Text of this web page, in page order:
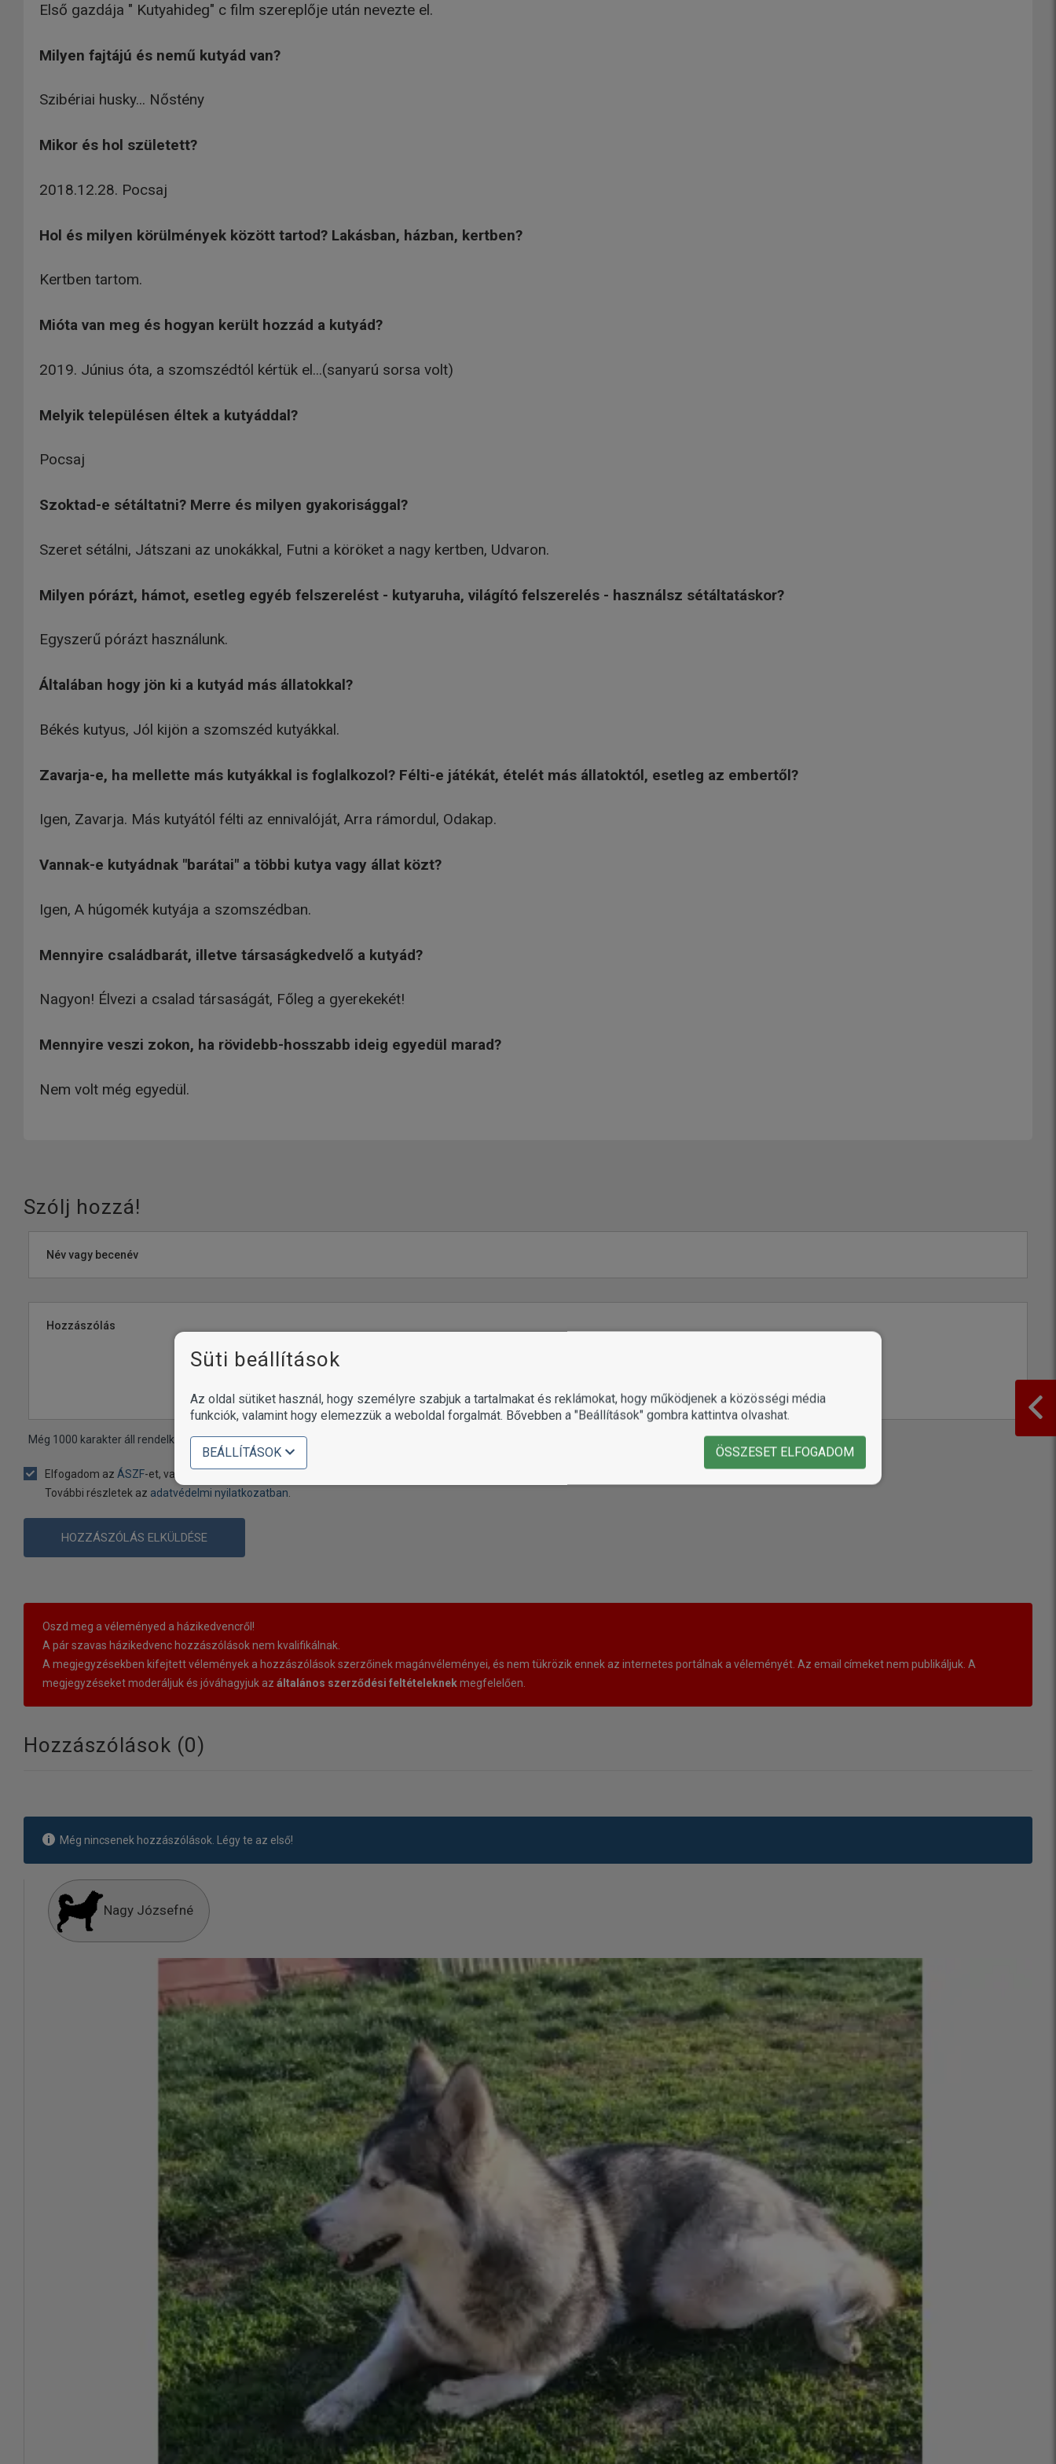
Első gazdája " Kutyahideg" c film szereplője után nevezte el.
Milyen fajtájú és nemű kutyád van?
Szibériai husky... Nőstény
Mikor és hol született?
2018.12.28. Pocsaj
Hol és milyen körülmények között tartod? Lakásban, házban, kertben?
Kertben tartom.
Mióta van meg és hogyan került hozzád a kutyád?
2019. Június óta, a szomszédtól kértük el...(sanyarú sorsa volt)
Melyik településen éltek a kutyáddal?
Pocsaj
Szoktad-e sétáltatni? Merre és milyen gyakorisággal?
Szeret sétálni, Játszani az unokákkal, Futni a köröket a nagy kertben, Udvaron.
Milyen pórázt, hámot, esetleg egyéb felszerelést - kutyaruha, világító felszerelés - használsz sétáltatáskor?
Egyszerű pórázt használunk.
Általában hogy jön ki a kutyád más állatokkal?
Békés kutyus, Jól kijön a szomszéd kutyákkal.
Zavarja-e, ha mellette más kutyákkal is foglalkozol? Félti-e játékát, ételét más állatoktól, esetleg az embertől?
Igen, Zavarja. Más kutyától félti az ennivalóját, Arra rámordul, Odakap.
Vannak-e kutyádnak "barátai" a többi kutya vagy állat közt?
Igen, A húgomék kutyája a szomszédban.
Mennyire családbarát, illetve társaságkedvelő a kutyád?
Nagyon! Élvezi a csalad társaságát, Főleg a gyerekekét!
Mennyire veszi zokon, ha rövidebb-hosszabb ideig egyedül marad?
Nem volt még egyedül.
Szólj hozzá!
Név vagy becenév
Hozzászólás
Még 1000 karakter áll rendelkezésére
Elfogadom az ÁSZF-et, valamint beleegyezem, hogy a(z) Okosgazdi oldal kezelje az adataimat.
További részletek az adatvédelmi nyilatkozatban
HOZZÁSZÓLÁS ELKÜLDÉSE
Oszd meg a véleményed a házikedvencről!
A pár szavas házikedvenc hozzászólások nem kvalifikálnak.
A megjegyzésekben kifejtett vélemények a hozzászólások szerzőinek magánvéleményei, és nem tükrözik ennek az internetes portálnak a véleményét. Az email címeket nem publikáljuk. A
megjegyzéseket moderáljuk és jóváhagyjuk az általános szerződési feltételeknekmegfelelően.
Hozzászólások (0)
Még nincsenek hozzászólások. Légy te az első!
Nagy Józsefné
Süti beállítások
Az oldal sütiket használ, hogy személyre szabjuk a tartalmakat és reklámokat, hogy működjenek a közösségi média
funkciók, valamint hogy elemezzük a weboldal forgalmát. Bővebben a "Beállítások" gombra kattintva olvashat.
BEÁLLÍTÁSOK ÖSSZESET ELFOGADOM